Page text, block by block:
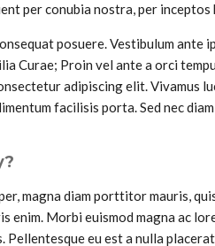
per conubia nostra, per inceptos
posuere. Vestibulum ante
Curae; Proin vel ante a orci
adipiscing elit. Vivamus
facilisis porta. Sed nec
magna diam porttitor mauris,
enim. Morbi euismod magna ac
eu est a nulla